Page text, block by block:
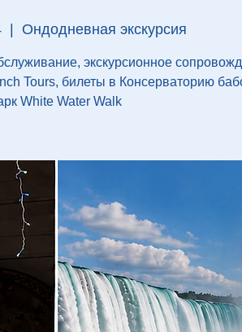
Ондодневная экскурсия
экскурсионное
Tours, билеты в Консерваторию
White Water Walk